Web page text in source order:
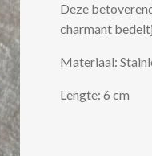
Deze
charmant
Materiaal:
Lengte: 6 cm